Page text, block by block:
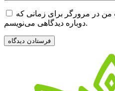
من در مرورگر برای زمانی که
دوباره دیدگاهی می‌نویسم.